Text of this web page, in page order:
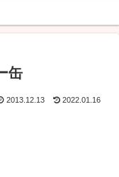
缶
2013.12.13 2022.01.16